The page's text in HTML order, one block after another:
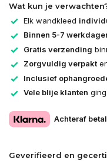
Wat kun je
Elk wandkleed
Binnen 5-7
Gratis verzending
Zorgvuldig verpakt
Inclusief
Vele blije klanten
Achteraf
Geverifieerd en